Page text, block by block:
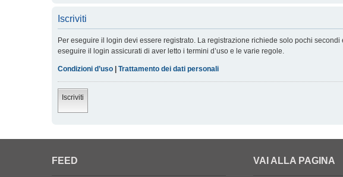
Iscriviti
Per eseguire il login devi essere registrato. La registrazione richiede solo pochi
eseguire il login assicurati di aver letto i termini d’uso e le varie regole.
Condizioni d’uso Trattamento dei dati personali
Iscriviti
FEED VAI ALLA PAGINA